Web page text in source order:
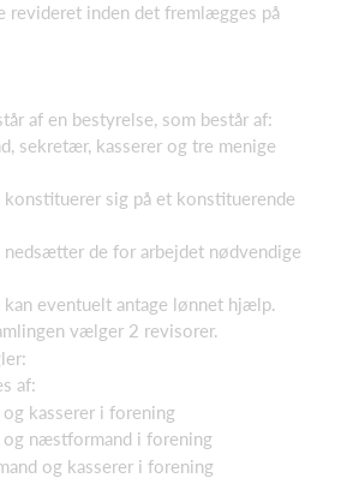
revideret inden det fremlægges på
af en bestyrelse, som består af:
sekretær, kasserer og tre menige
sig på et konstituerende
de for arbejdet nødvendige
eventuelt antage lønnet hjælp.
vælger 2 revisorer.
af:
kasserer i forening
og næstformand i forening
og kasserer i forening